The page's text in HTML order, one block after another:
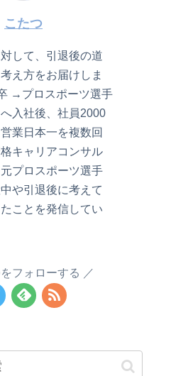
こたつ
して、引退後の道
え方をお届けしま
→プロスポーツ選手
入社後、社員2000
業日本一を複数回
キャリアコンサル
プロスポーツ選手
や引退後に考えて
ことを発信してい
フォローする